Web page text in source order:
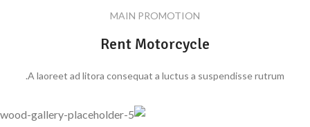
MAIN PROMOTION
Rent Motorcycle
A laoreet ad litora consequat a luctus a suspendisse rutrum.